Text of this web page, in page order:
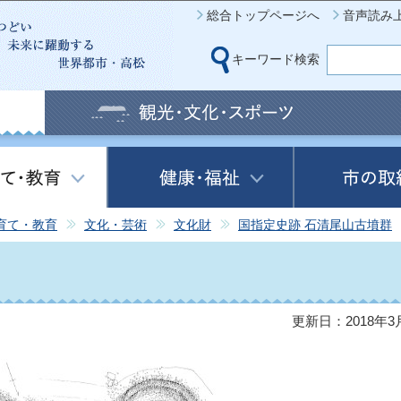
このページの本文へ移動
総合トップページへ 音声読み
キーワード検索
て・教育 文化・芸術 文化財 国指定史跡 石清尾山古墳群
更新日：2018年3